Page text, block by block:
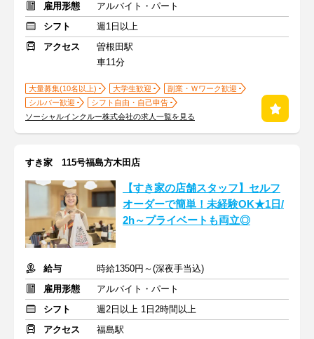
雇用形態
アルバイト・パート
シフト
週1日以上
アクセス
曽根田駅
車11分
大量募集(10名以上) 大学生歓迎
副業・Ｗワーク歓迎
シルバー歓迎
シフト自由・自己申告
ソーシャルインクルー株式会社の求人一覧を見る
すき家 115号福島方木田店
【すき家の店舗スタッフ】セルフ
オーダーで簡単！未経験OK★1日/
2h～プライベートも両立◎
給与
時給1350円～(深夜手当込)
雇用形態
アルバイト・パート
シフト
週2日以上 1日2時間以上
アクセス
福島駅